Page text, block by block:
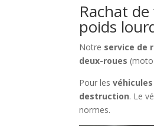
Rachat
poids
Notre service de
deux-roues
Pour les
destruction. Le
normes.